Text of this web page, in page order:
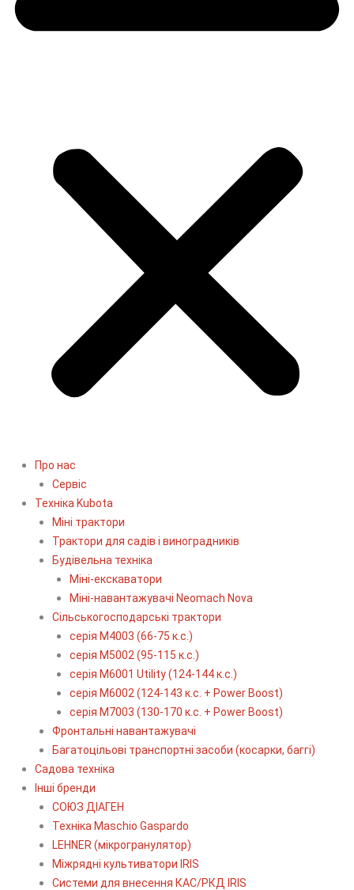
Про нас
Сервіс
Технiка Kubota
Міні трактори
Трактори для садів і виноградників
Будівельна техніка
Міні-екскаватори
Міні-навантажувачі Neomach Nova
Сільськогосподарські трактори
серія М4003 (66-75 к.с.)
серія М5002 (95-115 к.с.)
серія M6001 Utility (124-144 к.с.)
серія М6002 (124-143 к.с. + Power Boost)
серія М7003 (130-170 к.с. + Power Boost)
Фронтальні навантажувачі
Багатоцільові транспортні засоби (косарки, баггі)
Садова техніка
Інші бренди
СОЮЗ ДІАГЕН
Техніка Maschio Gaspardo
LEHNER (мікрогранулятор)
Міжрядні культиватори IRIS
Системи для внесення КАС/РКД IRIS